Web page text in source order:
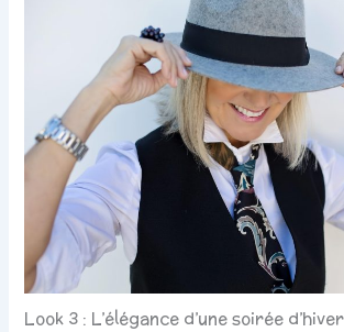
Look 3 : L’élégance d’une soirée d’hiver